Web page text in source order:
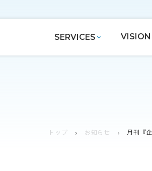
SERVICES VISION
トップ お知らせ 月刊『